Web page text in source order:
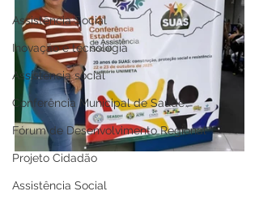
Assistência Social
Inovação e tecnologia
Assistência social
Conferência Municipal de Saúde
Fórum de Desenvolvimento Regional
Projeto Cidadão
Assistência Social